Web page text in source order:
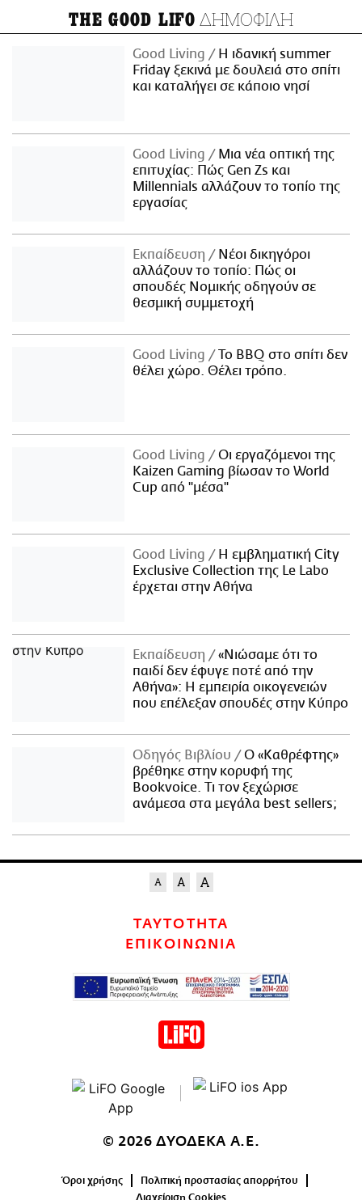
THE GOOD LIFO ΔΗΜΟΦΙΛΗ
Good Living
Η ιδανική summer
Friday ξεκινά με δουλειά στο σπίτι
και καταλήγει σε κάποιο νησί
Good Living
Μια νέα οπτική της
επιτυχίας: Πώς Gen Zs και
Millennials αλλάζουν το τοπίο της
εργασίας
Εκπαίδευση
Νέοι δικηγόροι
αλλάζουν το τοπίο: Πώς οι
σπουδές Νομικής οδηγούν σε
θεσμική συμμετοχή
Good Living
Το BBQ στο σπίτι δεν
θέλει χώρο. Θέλει τρόπο.
Good Living
Οι εργαζόμενοι της
Kaizen Gaming βίωσαν το World
Cup από "μέσα"
Good Living
Η εμβληματική City
Exclusive Collection της Le Labo
έρχεται στην Αθήνα
Εκπαίδευση
«Νιώσαμε ότι το
παιδί δεν έφυγε ποτέ από την
Αθήνα»: Η εμπειρία οικογενειών
που επέλεξαν σπουδές στην Κύπρο
Οδηγός Βιβλίου
Ο «Καθρέφτης»
βρέθηκε στην κορυφή της
Bookvoice. Τι τον ξεχώρισε
ανάμεσα στα μεγάλα best sellers;
ΤΑΥΤΟΤΗΤΑ
ΕΠΙΚΟΙΝΩΝΙΑ
© 2026 ΔΥΟΔΕΚΑ Α.Ε.
Όροι χρήσης
Πολιτική προστασίας απορρήτου
Διαχείριση Cookies